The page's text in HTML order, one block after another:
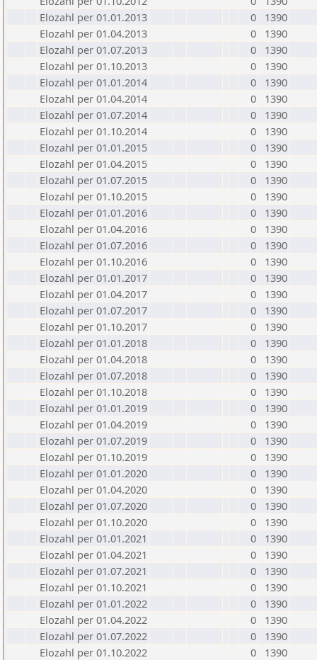
Elozahl per 01.01.2013
0
1390
Elozahl per 01.04.2013
0
1390
Elozahl per 01.07.2013
0
1390
Elozahl per 01.10.2013
0
1390
Elozahl per 01.01.2014
0
1390
Elozahl per 01.04.2014
0
1390
Elozahl per 01.07.2014
0
1390
Elozahl per 01.10.2014
0
1390
Elozahl per 01.01.2015
0
1390
Elozahl per 01.04.2015
0
1390
Elozahl per 01.07.2015
0
1390
Elozahl per 01.10.2015
0
1390
Elozahl per 01.01.2016
0
1390
Elozahl per 01.04.2016
0
1390
Elozahl per 01.07.2016
0
1390
Elozahl per 01.10.2016
0
1390
Elozahl per 01.01.2017
0
1390
Elozahl per 01.04.2017
0
1390
Elozahl per 01.07.2017
0
1390
Elozahl per 01.10.2017
0
1390
Elozahl per 01.01.2018
0
1390
Elozahl per 01.04.2018
0
1390
Elozahl per 01.07.2018
0
1390
Elozahl per 01.10.2018
0
1390
Elozahl per 01.01.2019
0
1390
Elozahl per 01.04.2019
0
1390
Elozahl per 01.07.2019
0
1390
Elozahl per 01.10.2019
0
1390
Elozahl per 01.01.2020
0
1390
Elozahl per 01.04.2020
0
1390
Elozahl per 01.07.2020
0
1390
Elozahl per 01.10.2020
0
1390
Elozahl per 01.01.2021
0
1390
Elozahl per 01.04.2021
0
1390
Elozahl per 01.07.2021
0
1390
Elozahl per 01.10.2021
0
1390
Elozahl per 01.01.2022
0
1390
Elozahl per 01.04.2022
0
1390
Elozahl per 01.07.2022
0
1390
Elozahl per 01.10.2022
0
1390